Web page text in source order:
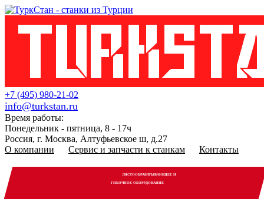
+7 (495) 980-21-02
info@turkstan.ru
Время работы:
Понедельник - пятница, 8 - 17ч
Россия, г. Москва, Алтуфьевское ш, д.27
О компании
Сервис и запчасти к станкам Контакты
ЛИСТООБРАБАТЫВАЮЩЕЕ И
ГИБОЧНОЕ ОБОРУДОВАНИЕ